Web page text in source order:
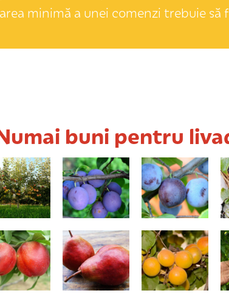
minimă a unei comenzi trebuie să
buni pentru
Generos Centenar Anna Späth
Williams roşu Harcot